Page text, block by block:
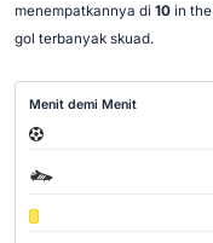
menempatkannya di 10in the
gol terbanyak skuad.
Menit demi Menit